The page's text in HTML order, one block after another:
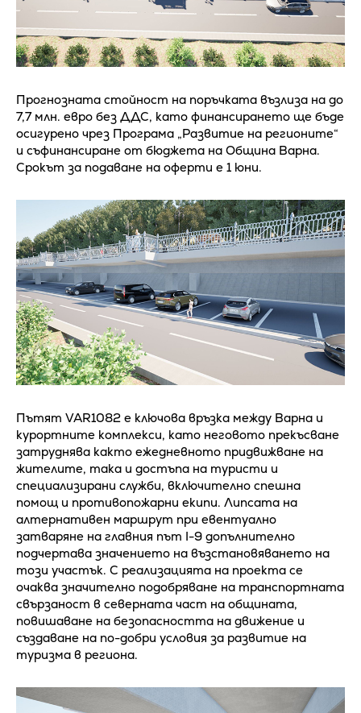
Прогнозната стойност на поръчката възлиза на до
7,7 млн. евро без ДДС, като финансирането ще бъде
осигурено чрез Програма „Развитие на регионите“
и съфинансиране от бюджета на Община Варна.
Срокът за подаване на оферти е 1 юни.
Пътят VAR1082 е ключова връзка между Варна и
курортните комплекси, като неговото прекъсване
затруднява както ежедневното придвижване на
жителите, така и достъпа на туристи и
специализирани служби, включително спешна
помощ и противопожарни екипи. Липсата на
алтернативен маршрут при евентуално
затваряне на главния път I-9 допълнително
подчертава значението на възстановяването на
този участък. С реализацията на проекта се
очаква значително подобряване на транспортната
свързаност в северната част на общината,
повишаване на безопасността на движение и
създаване на по-добри условия за развитие на
туризма в региона.